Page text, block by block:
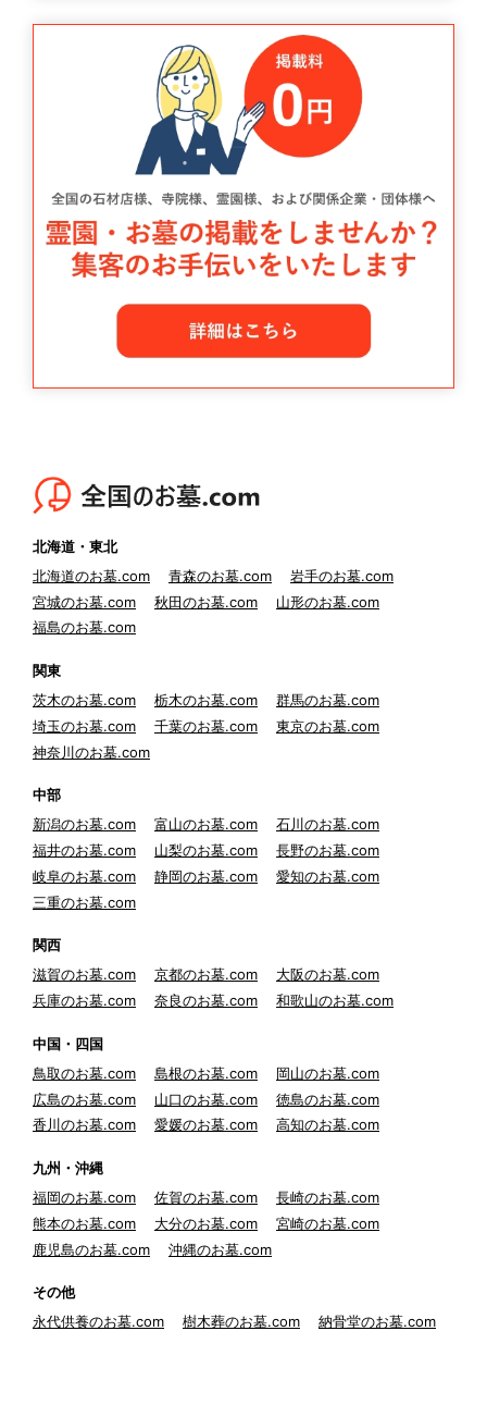
北海道・東北
北海道のお墓.com
青森のお墓.com
岩手のお墓.com
宮城のお墓.com
秋田のお墓.com
山形のお墓.com
福島のお墓.com
関東
茨木のお墓.com
栃木のお墓.com
群馬のお墓.com
埼玉のお墓.com
千葉のお墓.com
東京のお墓.com
神奈川のお墓.com
中部
新潟のお墓.com
富山のお墓.com
石川のお墓.com
福井のお墓.com
山梨のお墓.com
長野のお墓.com
岐阜のお墓.com
静岡のお墓.com
愛知のお墓.com
三重のお墓.com
関西
滋賀のお墓.com
京都のお墓.com
大阪のお墓.com
兵庫のお墓.com
奈良のお墓.com 和歌山のお墓.com
中国・四国
鳥取のお墓.com
島根のお墓.com
岡山のお墓.com
広島のお墓.com
山口のお墓.com
徳島のお墓.com
香川のお墓.com
愛媛のお墓.com 高知のお墓.com
九州・沖縄
福岡のお墓.com
佐賀のお墓.com
長崎のお墓.com
熊本のお墓.com
大分のお墓.com
宮崎のお墓.com
鹿児島のお墓.com
沖縄のお墓.com
その他
永代供養のお墓.com
樹木葬のお墓.com 納骨堂のお墓.com